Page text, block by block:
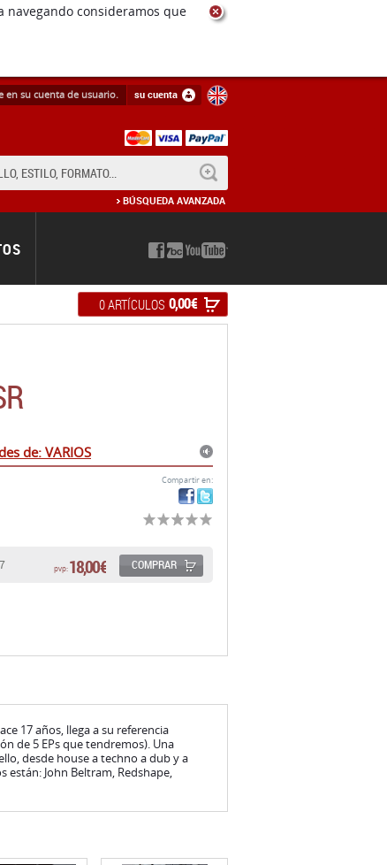
navegando consideramos que
en su cuenta de usuario. su cuenta
BÚSQUEDA AVANZADA
0 ARTÍCULOS 0,00 €
de: VARIOS
Compartir en:
pvp:18,00 € COMPRAR
17 años, llega a su referencia
de 5 EPs que tendremos). Una
desde house a techno a dub y a
John Beltram, Redshape,